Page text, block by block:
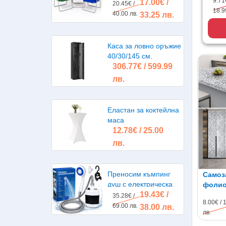
20.45€ /
40.00 лв.
17.00€ /
33.25 лв.
Каса за ловно оръжие
40/30/145 см.
306.77€ / 599.99
лв.
Еластан за коктейлна
маса
12.78€ / 25.00
лв.
Преносим къмпинг
душ с електрическа
помпа, акумулаторна
батерия
35.28€ /
69.00 лв.
19.43€ /
38.00 лв.
фолио
8.00€ /
лв.